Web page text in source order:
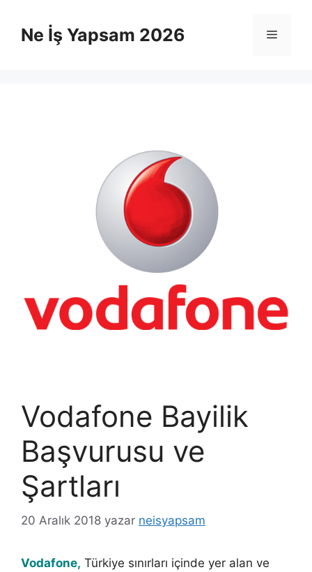
Ne İş Yapsam 2026 Menü
Vodafone Bayilik
Başvurusu ve
Şartları
20 Aralık 2018 yazar neisyapsam
Vodafone, Türkiye sınırları içinde yer alan ve